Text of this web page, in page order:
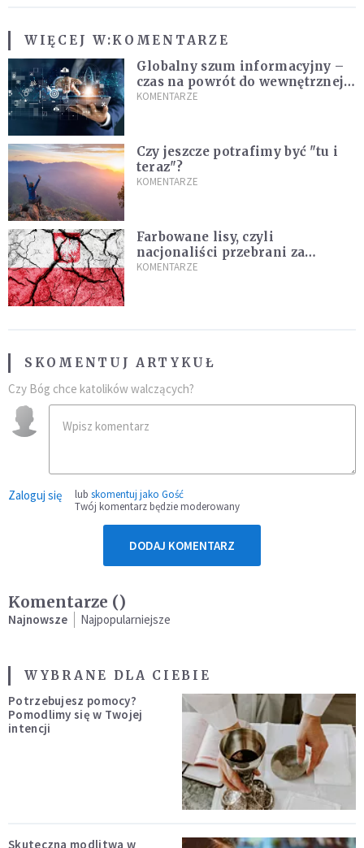
WIĘCEJ W:KOMENTARZE
Globalny szum informacyjny –
czas na powrót do wewnętrznej
prawdy
KOMENTARZE
Czy jeszcze potrafimy być "tu i
teraz"?
KOMENTARZE
Farbowane lisy, czyli
nacjonaliści przebrani za
chrześcijan
KOMENTARZE
SKOMENTUJ ARTYKUŁ
Czy Bóg chce katolików walczących?
Zaloguj się lub skomentuj jako Gość
Twój komentarz będzie moderowany
DODAJ KOMENTARZ
Komentarze ()
Najnowsze Najpopularniejsze
WYBRANE DLA CIEBIE
Potrzebujesz pomocy?
Pomodlimy się w Twojej
intencji
Skuteczna modlitwa w